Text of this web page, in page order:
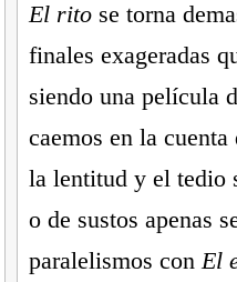
El ritose torna
finales exageradas
siendo una película
caemos en la
la lentitud y el tedio
o de sustos apenas
paralelismos conEl